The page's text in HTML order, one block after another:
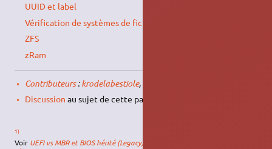
UUID et label
Vérification de systèmes de fichiers (partition)
ZFS
zRam
Contributeurs:krodelabestiole, …
Discussion au sujet de cette page sur le forum.
1)
Voir UEFI vs MBR et BIOS hérité (Legacy) : comprendre les différences et le